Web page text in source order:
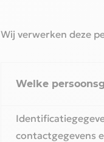
Wij verwerken deze
Welke
contactgegevens